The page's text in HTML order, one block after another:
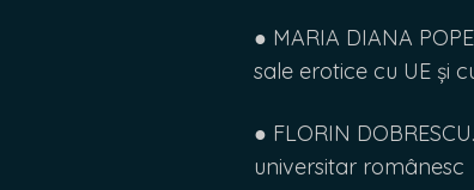
● MARIA DIANA
sale erotice cu UE și
● FLORIN
universitar românesc